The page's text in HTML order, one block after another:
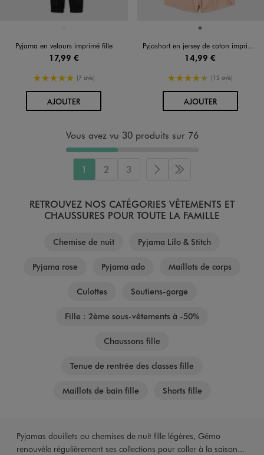
Pyjama en velours imprimé fille
17,99 €
5/5 de moyenne
(7 avis)
AJOUTERAU PANIER
Disponible en 1 coloris
GRIS
Pyjashort en jersey de coton imprimé haut loose fille - Kuromi
14,99 €
4.5/5 de moyenne
(15 avis)
AJOUTERAU PANIER
Vous avez vu 30 produits sur 76
1 2 3 Page suivante
Dernière page
RETROUVEZ NOS CATÉGORIES VÊTEMENTS ET
CHAUSSURES POUR TOUTE LA FAMILLE
Chemise de nuit Pyjama Lilo & Stitch
Pyjama rose Pyjama ado Maillots de corps
Culottes Soutiens-gorge
Fille : 2ème sous-vêtements à -50%
Chaussons fille
Tenue de rentrée des classes fille
Maillots de bain fille Shorts fille
Pyjamas douillets ou chemises de nuit fille légères, Gémo
renouvèle régulièrement ses collections pour coller à la saison...